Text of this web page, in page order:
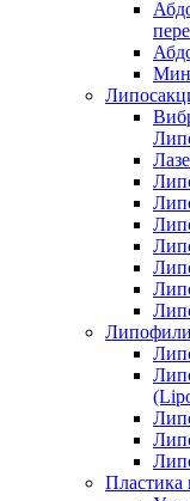
Пластика